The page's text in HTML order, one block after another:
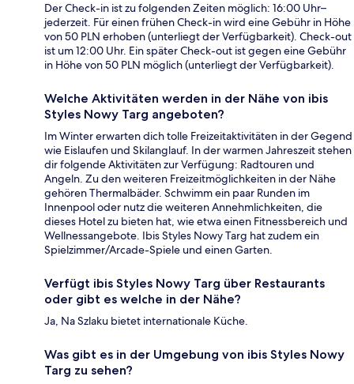
Der Check-in ist zu folgenden Zeiten möglich: 16:00 Uhr–
jederzeit. Für einen frühen Check-in wird eine Gebühr in Höhe
von 50 PLN erhoben (unterliegt der Verfügbarkeit). Check-out
ist um 12:00 Uhr. Ein später Check-out ist gegen eine Gebühr
in Höhe von 50 PLN möglich (unterliegt der Verfügbarkeit).
Welche Aktivitäten werden in der Nähe von ibis
Styles Nowy Targ angeboten?
Im Winter erwarten dich tolle Freizeitaktivitäten in der Gegend
wie Eislaufen und Skilanglauf. In der warmen Jahreszeit stehen
dir folgende Aktivitäten zur Verfügung: Radtouren und
Angeln. Zu den weiteren Freizeitmöglichkeiten in der Nähe
gehören Thermalbäder. Schwimm ein paar Runden im
Innenpool oder nutz die weiteren Annehmlichkeiten, die
dieses Hotel zu bieten hat, wie etwa einen Fitnessbereich und
Wellnessangebote. Ibis Styles Nowy Targ hat zudem ein
Spielzimmer/Arcade-Spiele und einen Garten.
Verfügt ibis Styles Nowy Targ über Restaurants
oder gibt es welche in der Nähe?
Ja, Na Szlaku bietet internationale Küche.
Was gibt es in der Umgebung von ibis Styles Nowy
Targ zu sehen?